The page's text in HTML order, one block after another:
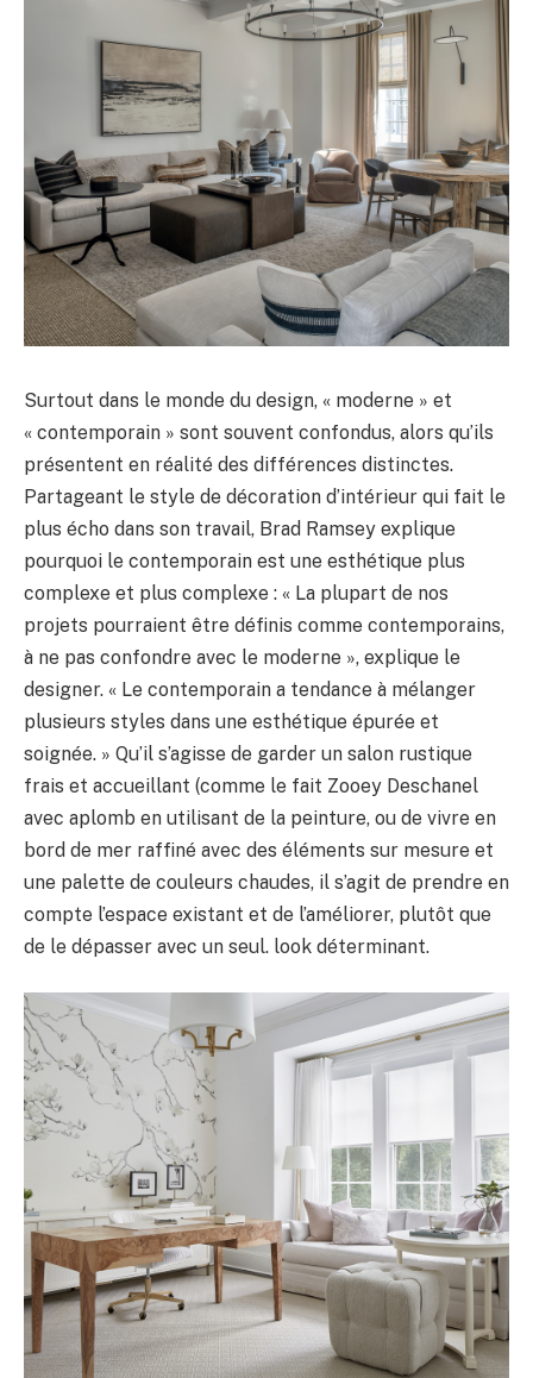
Surtout dans le monde du design, « moderne » et
« contemporain » sont souvent confondus, alors qu’ils
présentent en réalité des différences distinctes.
Partageant le style de décoration d’intérieur qui fait le
plus écho dans son travail, Brad Ramsey explique
pourquoi le contemporain est une esthétique plus
complexe et plus complexe : « La plupart de nos
projets pourraient être définis comme contemporains,
à ne pas confondre avec le moderne », explique le
designer. « Le contemporain a tendance à mélanger
plusieurs styles dans une esthétique épurée et
soignée. » Qu’il s’agisse de garder un salon rustique
frais et accueillant (comme le fait Zooey Deschanel
avec aplomb en utilisant de la peinture, ou de vivre en
bord de mer raffiné avec des éléments sur mesure et
une palette de couleurs chaudes, il s’agit de prendre en
compte l’espace existant et de l’améliorer, plutôt que
de le dépasser avec un seul. look déterminant.